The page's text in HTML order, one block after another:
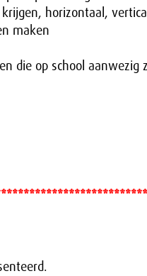
horizontaal,
maken
die op school aanwezig